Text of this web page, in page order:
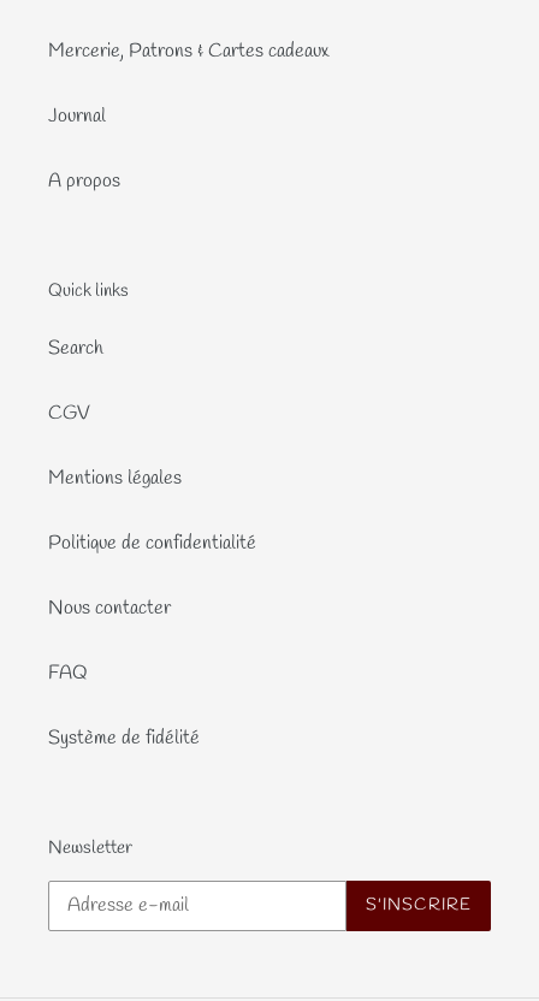
Mercerie, Patrons & Cartes cadeaux
Journal
A propos
Quick links
Search
CGV
Mentions légales
Politique de confidentialité
Nous contacter
FAQ
Système de fidélité
Newsletter
S'INSCRIRE